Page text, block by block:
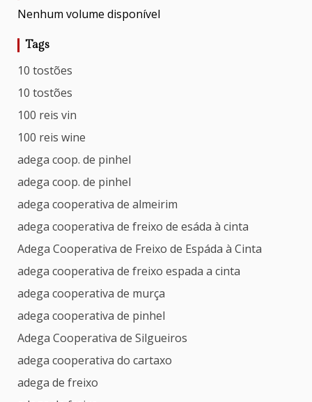
Nenhum volume disponível
Tags
10 tostões
10 tostões
100 reis vin
100 reis wine
adega coop. de pinhel
adega coop. de pinhel
adega cooperativa de almeirim
adega cooperativa de freixo de esáda à cinta
Adega Cooperativa de Freixo de Espáda à Cinta
adega cooperativa de freixo espada a cinta
adega cooperativa de murça
adega cooperativa de pinhel
Adega Cooperativa de Silgueiros
adega cooperativa do cartaxo
adega de freixo